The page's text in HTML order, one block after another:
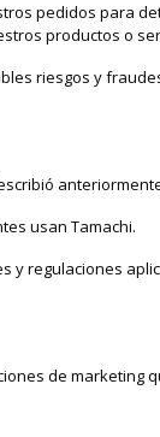
pedidos para
productos o
riesgos y
usan Tamachi.
regulaciones
de marketing